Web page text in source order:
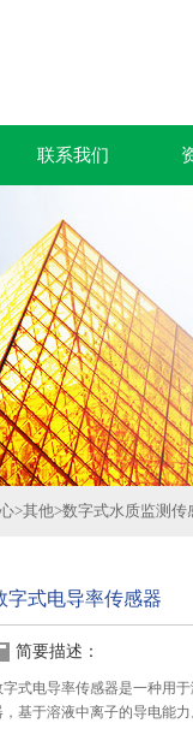
联系我们
>其他>数字式水质监测传
字式电导率传感器
简要描述：
字式电导率传感器是一种用
，基于溶液中离子的导电能力